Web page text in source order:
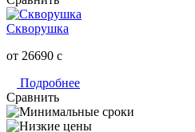
Скворушка
от 26690 c
Подробнее
Сравнить